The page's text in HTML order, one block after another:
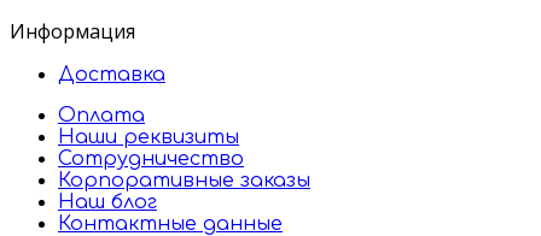
Информация
Доставка
Оплата
Наши реквизиты
Сотрудничество
Корпоративные заказы
Наш блог
Контактные данные